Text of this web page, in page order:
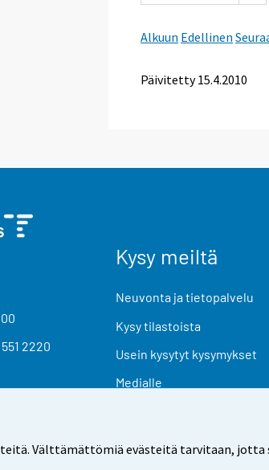
Välttämättömiä evästeitä tarvitaan,
Alkuun Edellinen
Päivitetty15.4.2010
2220
Kysy meiltä
Neuvonta ja tietopalvelu
Kysy tilastoista
Usein kysytyt kysymykset
Medialle